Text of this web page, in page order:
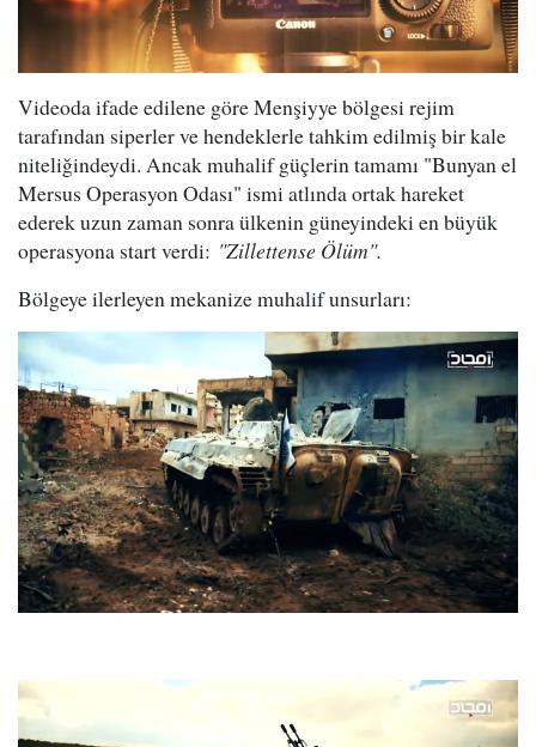
Videoda ifade edilene göre Menşiyye bölgesi rejim
tarafından siperler ve hendeklerle tahkim edilmiş bir kale
niteliğindeydi. Ancak muhalif güçlerin tamamı "Bunyan el
Mersus Operasyon Odası" ismi atlında ortak hareket
ederek uzun zaman sonra ülkenin güneyindeki en büyük
operasyona start verdi: "Zillettense Ölüm".
Bölgeye ilerleyen mekanize muhalif unsurları: